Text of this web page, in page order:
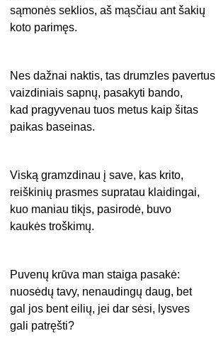
sąmonės seklios, aš mąsčiau ant šakių
koto parimęs.
Nes dažnai naktis, tas drumzles pavertus
vaizdiniais sapnų, pasakyti bando,
kad pragyvenau tuos metus kaip šitas
paikas baseinas.
Viską gramzdinau į save, kas krito,
reiškinių prasmes supratau klaidingai,
kuo maniau tikįs, pasirodė, buvo
kaukės troškimų.
Puvenų krūva man staiga pasakė:
nuosėdų tavy, nenaudingų daug, bet
gal jos bent eilių, jei dar sėsi, lysves
gali patręšti?